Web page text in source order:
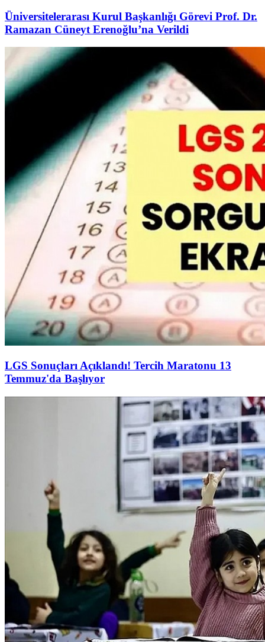
Üniversitelerarası Kurul Başkanlığı Görevi Prof. Dr.
Ramazan Cüneyt Erenoğlu’na Verildi
LGS Sonuçları Açıklandı! Tercih Maratonu 13
Temmuz'da Başlıyor